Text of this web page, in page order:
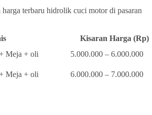
terbaru hidrolik cuci motor di pasaran
Kisaran Harga (Rp)
Meja + oli
5.000.000 – 6.000.000
Meja + oli 6.000.000 – 7.000.000